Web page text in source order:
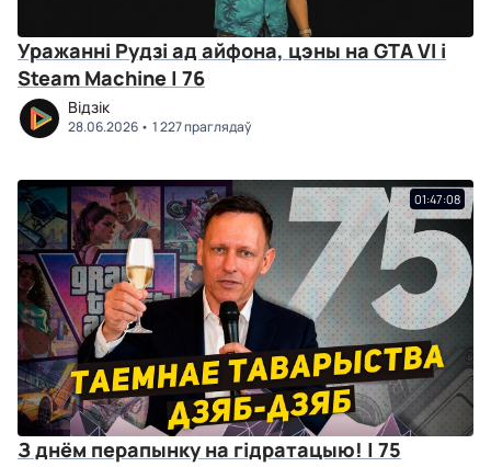
Уражанні Рудзі ад айфона, цэны на GTA VI і
Steam Machine | 76
Відзік
28.06.2026 1 227 праглядаў
01:47:08
З днём перапынку на гідратацыю! | 75